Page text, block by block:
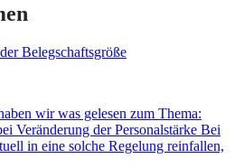
Belegschaftsgröße
wir was gelesen zum Thema:
Veränderung der Personalstärke Bei
in eine solche Regelung reinfallen,